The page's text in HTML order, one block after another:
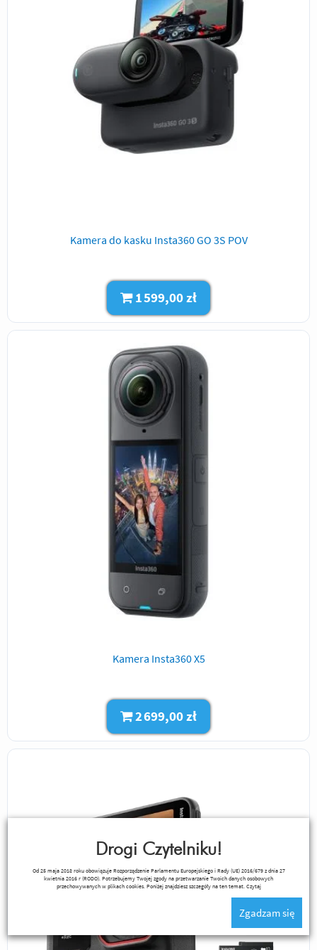
Kamera do kasku Insta360 GO 3S POV
1 599,00 zł
Kamera Insta360 X5
2 699,00 zł
Drogi Czytelniku!
Od 25 maja 2018 roku obowiązuje Rozporządzenie Parlamentu Europejskiego i Rady (UE) 2016/679 z dnia 27
kwietnia 2016 r (RODO). Potrzebujemy Twojej zgody na przetwarzanie Twoich danych osobowych
przechowywanych w plikach cookies. Poniżej znajdziesz szczegóły na ten temat. Czytaj
Zgadzam się